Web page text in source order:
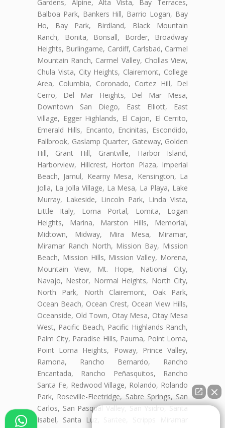
Gardens, Alpine, Alta Vista, Bay Terraces,
Balboa Park, Bankers Hill, Barrio Logan, Bay
Ho, Bay Park, Birdland, Black Mountain
Ranch, Bonita, Bonsall, Border, Broadway
Heights, Burlingame, Cardiff, Carlsbad, Carmel
Mountain Ranch, Carmel Valley, Chollas View,
Chula Vista, City Heights, Clairemont, College
Area, Columbia, Coronado, Cortez Hill, Del
Cerro, Del Mar Heights, Del Mar Mesa,
Downtown San Diego, East Elliott, East
Village, Egger Highlands, El Cajon, El Cerrito,
Emerald Hills, Encanto, Encinitas, Escondido,
Fallbrook, Gaslamp Quarter, Gateway, Golden
Hill, Grant Hill, Grantville, Harbor Island,
Harborview, Hillcrest, Horton Plaza, Imperial
Beach, Jamul, Kearny Mesa, Kensington, La
Jolla, La Jolla Village, La Mesa, La Playa, Lake
Murray, Lakeside, Lincoln Park, Linda Vista,
Little Italy, Loma Portal, Lomita, Logan
Heights, Marina, Marston Hills, Memorial,
Midtown, Midway, Mira Mesa, Miramar,
Miramar Ranch North, Mission Bay, Mission
Beach, Mission Hills, Mission Valley, Morena,
Mountain View, Mt. Hope, National City,
Navajo, Nestor, Normal Heights, North City,
North Park, North Clairemont, Oak Park,
Ocean Beach, Ocean Crest, Ocean View Hills,
Oceanside, Old Town, Otay Mesa, Otay Mesa
West, Pacific Beach, Pacific Highlands Ranch,
Palm City, Paradise Hills, Pauma, Point Loma,
Point Loma Heights, Poway, Prince Valley,
Ramona, Rancho Bernardo, Rancho
Encantada, Rancho Peñasquitos, Rancho
Santa Fe, Redwood Village, Rolando, Rolando
Park, Roseville-Fleetridge, Sabre Springs, San
Carlos, San Pasqual Valley, San Ysidro, Santa
Isabel, Santa Luz, Santee, Scripps Miramar